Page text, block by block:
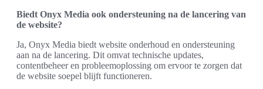
Biedt Onyx Media ook ondersteuning na de lancering van
de website?
Ja, Onyx Media biedt website onderhoud en ondersteuning
aan na de lancering. Dit omvat technische updates,
contentbeheer en probleemoplossing om ervoor te zorgen dat
de website soepel blijft functioneren.